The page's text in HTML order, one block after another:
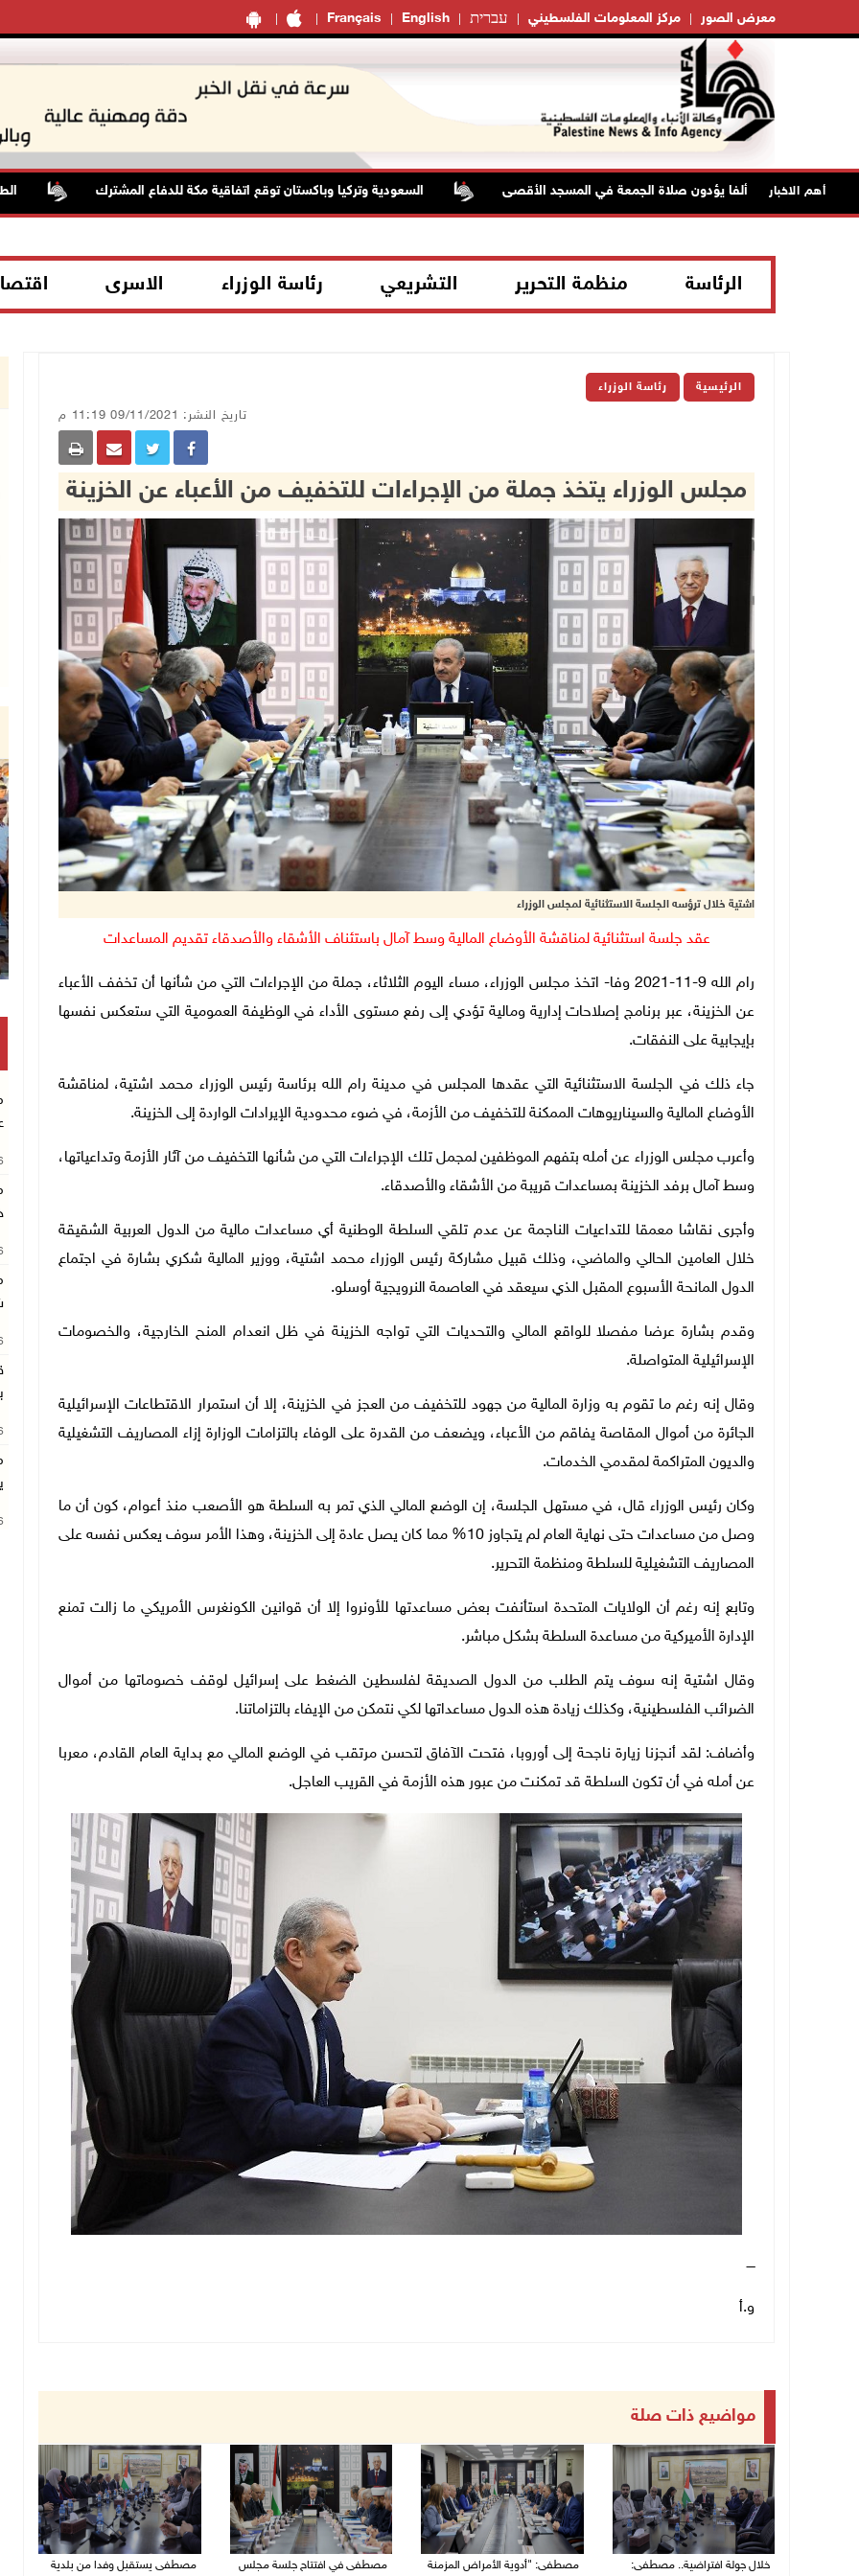
Français English עברית مركز المعلومات الفلسطيني معرض الصور
أهم الاخبار
70 ألفا يؤدون صلاة الجمعة في المسجد الأقصى السعودية وتركيا وباكستان توقع اتفاقية مكة للدفاع المشترك الطقس:
الرئاسة منظمة التحرير التشريعي رئاسة الوزراء الاسرى
الرئيسية رئاسة الوزراء
تاريخ النشر: 09/11/2021 11:19 م
مجلس الوزراء يتخذ جملة من الإجراءات للتخفيف من الأعباء عن الخزينة
اشتية خلال ترؤسه الجلسة الاستثنائية لمجلس الوزراء
عقد جلسة استثنائية لمناقشة الأوضاع المالية وسط آمال باستئناف الأشقاء والأصدقاء تقديم المساعدات
رام الله 9-11-2021 وفا- اتخذ مجلس الوزراء، مساء اليوم الثلاثاء، جملة من الإجراءات التي من شأنها أن تخفف الأعباء
عن الخزينة، عبر برنامج إصلاحات إدارية ومالية تؤدي إلى رفع مستوى الأداء في الوظيفة العمومية التي ستعكس نفسها
بإيجابية على النفقات.
جاء ذلك في الجلسة الاستثنائية التي عقدها المجلس في مدينة رام الله برئاسة رئيس الوزراء محمد اشتية، لمناقشة
الأوضاع المالية والسيناريوهات الممكنة للتخفيف من الأزمة، في ضوء محدودية الإيرادات الواردة إلى الخزينة.
وأعرب مجلس الوزراء عن أمله بتفهم الموظفين لمجمل تلك الإجراءات التي من شأنها التخفيف من آثار الأزمة وتداعياتها،
وسط آمال برفد الخزينة بمساعدات قريبة من الأشقاء والأصدقاء.
وأجرى نقاشا معمقا للتداعيات الناجمة عن عدم تلقي السلطة الوطنية أي مساعدات مالية من الدول العربية الشقيقة
خلال العامين الحالي والماضي، وذلك قبيل مشاركة رئيس الوزراء محمد اشتية، ووزير المالية شكري بشارة في اجتماع
الدول المانحة الأسبوع المقبل الذي سيعقد في العاصمة النرويجية أوسلو.
وقدم بشارة عرضا مفصلا للواقع المالي والتحديات التي تواجه الخزينة في ظل انعدام المنح الخارجية، والخصومات
الإسرائيلية المتواصلة.
وقال إنه رغم ما تقوم به وزارة المالية من جهود للتخفيف من العجز في الخزينة، إلا أن استمرار الاقتطاعات الإسرائيلية
الجائرة من أموال المقاصة يفاقم من الأعباء، ويضعف من القدرة على الوفاء بالتزامات الوزارة إزاء المصاريف التشغيلية
والديون المتراكمة لمقدمي الخدمات.
وكان رئيس الوزراء قال، في مستهل الجلسة، إن الوضع المالي الذي تمر به السلطة هو الأصعب منذ أعوام، كون أن ما
وصل من مساعدات حتى نهاية العام لم يتجاوز 10% مما كان يصل عادة إلى الخزينة، وهذا الأمر سوف يعكس نفسه على
المصاريف التشغيلية للسلطة ومنظمة التحرير.
وتابع إنه رغم أن الولايات المتحدة استأنفت بعض مساعدتها للأونروا إلا أن قوانين الكونغرس الأمريكي ما زالت تمنع
الإدارة الأميركية من مساعدة السلطة بشكل مباشر.
وقال اشتية إنه سوف يتم الطلب من الدول الصديقة لفلسطين الضغط على إسرائيل لوقف خصوماتها من أموال
الضرائب الفلسطينية، وكذلك زيادة هذه الدول مساعداتها لكي نتمكن من الإيفاء بالتزاماتنا.
وأضاف: لقد أنجزنا زيارة ناجحة إلى أوروبا، فتحت الآفاق لتحسن مرتقب في الوضع المالي مع بداية العام القادم، معربا
عن أمله في أن تكون السلطة قد تمكنت من عبور هذه الأزمة في القريب العاجل.
ــــ
و.أ
مواضيع ذات صلة
خلال جولة افتراضية.. مصطفى: مصطفى: "أدوية الأمراض المزمنة مصطفى في افتتاح جلسة مجلس مصطفى يستقبل وفدا من بلدية